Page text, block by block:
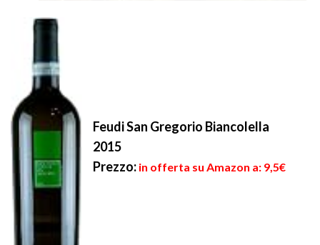
Feudi San Gregorio Biancolella
2015
Prezzo: in offerta su Amazon a: 9,5€